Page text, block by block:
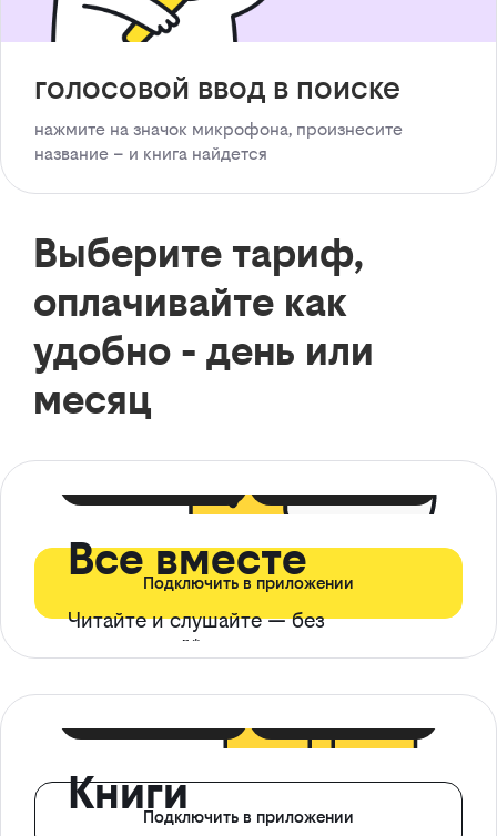
голосовой ввод в поиске
нажмите на значок микрофона, произнесите
название – и книга найдется
Выберите тариф,
оплачивайте как
удобно - день или
месяц
Все вместе
Читайте и слушайте — без
ограничений*
Подключить в приложении
КнигиПодключить в приложении